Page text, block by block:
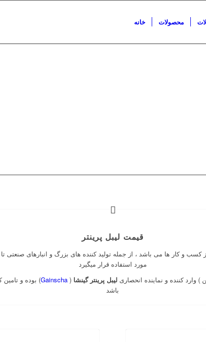
خانه محصولات
قیمت لیبل پرینتر
کسب و کار ها می باشد ، از جمله تولید کننده های بزرگ و انبارهای
مورد استفاده قرار میگیرد
وارد کننده و نماینده انحصاری لیبل پرینتر گینشا (
Gainscha) بوده و
باشد